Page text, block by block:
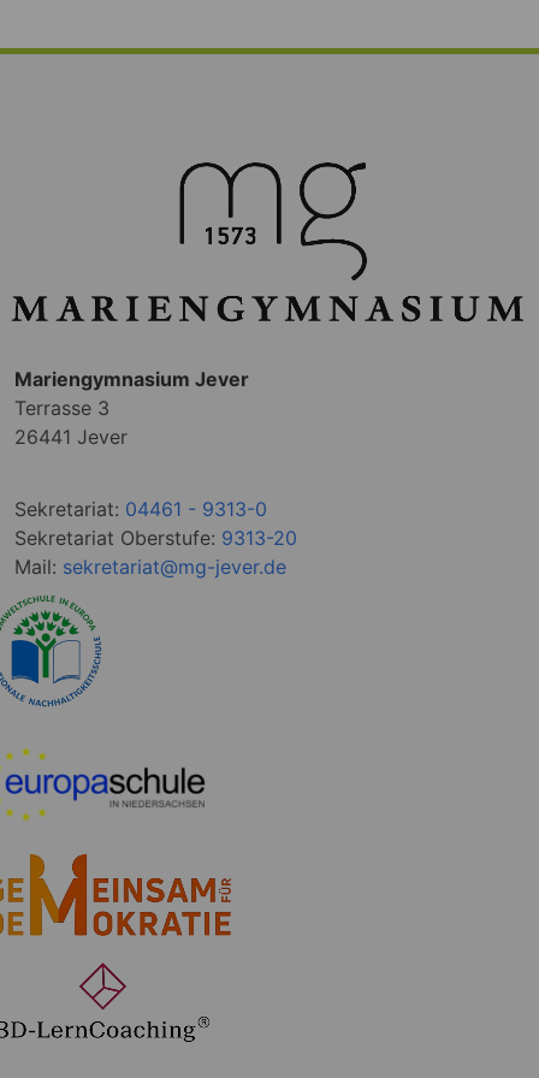
Mariengymnasium Jever
Terrasse 3
26441 Jever
Sekretariat: 04461 - 9313-0
Sekretariat Oberstufe: 9313-20
Mail: sekretariat@mg-jever.de